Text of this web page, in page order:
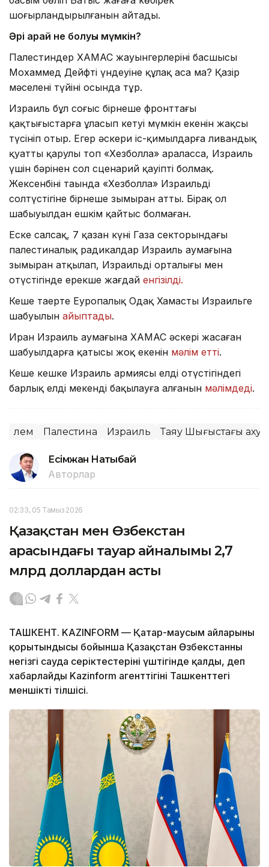
шоғырландырылғанын айтады.
Әрі қарай не болуы мүмкін?
Палестиндер ХАМАС жауынгерлерінің басшысы
Мохаммед Дейфтің үндеуіне құлақ аса ма? Қазір
мәселенің түйіні осында тұр.
Израиль бұл соғыс бірнеше фронттағы
қақтығыстарға ұласып кетуі мүмкін екенін жақсы
түсініп отыр. Егер әскери іс-қимылдарға ливандық
қуатты қарулы топ «Хезболла» араласса, Израиль
үшін бәрінен сол сценарий қауіпті болмақ.
Жексенбінің таңында «Хезболла» Израильдің
солтүстігіне бірнеше зымыран атты. Бірақ ол
шабыуылдан ешкім қайтыс болмаған.
Еске салсақ, 7 қазан күні Газа секторындағы
палестиналық радикалдар Израиль аумағына
зымыран атқылап, Израильдің орталығы мен
оңтүстігінде ерекше жағдай енгізілді.
Кеше таңертең Еуропалық Одақ Хамастың Израильге
шабуылын айыптады.
Иран Израиль аумағына ХАМАС әскері жасаған
шабуылдарға қатысы жоқ екенін мәлім етті.
Кеше кешке Израиль армиясы елдің оңтүстігіндегі
барлық елді мекенді бақылауға алғанын мәлімдеді.
Әлем Палестина Израиль Таяу Шығыстағы
Есімжан Нақтыбай
Авторлар
02:33, 05 Тамыз 2026
Қазақстан мен Өзбекстан
арасындағы тауар айналымы 2,7
млрд доллардан асты
ТАШКЕНТ. KAZINFORM — Қаңтар-маусым айларының
қорытындысы бойынша Қазақстан Өзбекстанның
негізгі сауда серіктестерінің үштігінде қалды, деп
хабарлайды Kazinform агенттігінің Ташкенттегі
меншікті тілшісі.